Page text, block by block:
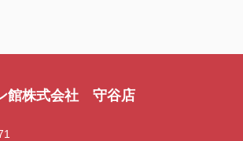
館株式会社 守谷店